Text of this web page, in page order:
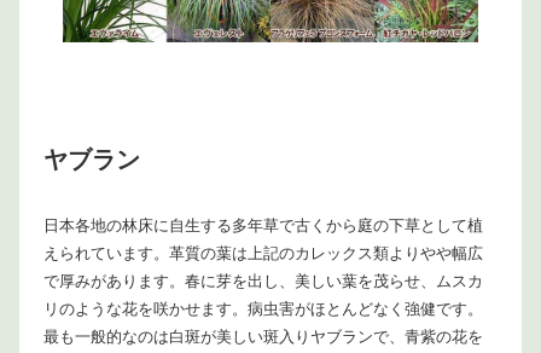
ヤブラン
日本各地の林床に自生する多年草で古くから庭の下草として植
えられています。革質の葉は上記のカレックス類よりやや幅広
で厚みがあります。春に芽を出し、美しい葉を茂らせ、ムスカ
リのような花を咲かせます。病虫害がほとんどなく強健です。
最も一般的なのは白斑が美しい斑入りヤブランで、青紫の花を